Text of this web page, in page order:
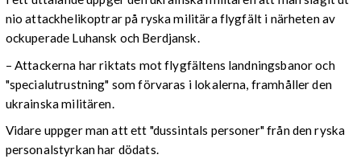
nio attackhelikoptrar på ryska militära flygfält i närheten av
ockuperade Luhansk och Berdjansk.
– Attackerna har riktats mot flygfältens landningsbanor och
"specialutrustning" som förvaras i lokalerna, framhåller den
ukrainska militären.
Vidare uppger man att ett "dussintals personer" från den ryska
personalstyrkan har dödats.